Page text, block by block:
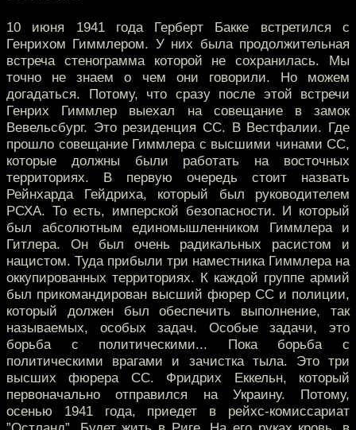
10 июня 1941 года Герберт Бакке встретился с
Генрихом Гиммлером. У них была продолжительная
встреча стенограмма которой не сохранилась. Мы
точно не знаем о чем они говорили. Но можем
догадаться. Потому, что сразу после этой встречи
Генрих Гиммлер выехал на совещание в замок
Вевельсбург. Это резиденция СС. В Вестфалии. Где
прошло совещание Гиммлера с высшими чинами СС,
которые должны были работать на восточных
территориях. В первую очередь стоит назвать
Рейнхарда Гейдриха, который был руководителем
РСХА. То есть, имперской безопасности. И который
был абсолютным единомышленником Гиммлера и
Гитлера. Он был очень радикальных расистом и
нацистом. Туда прибыли три наместника Гиммлера на
оккупированных территориях. К каждой группе армий
был прикомандирован высший фюрер СС и полиции,
который должен был обеспечить выполнение, так
называемых, особых задач. Особые задачи, это
борьба с политическими... Пока борьба с
политическими врагами и зачистка тыла. Это три
высших фюрера СС. Фридрих Еккельн, который
первоначально отправился на Украину. Потому,
осенью 1941 года, приедет в рейхс-комиссариат